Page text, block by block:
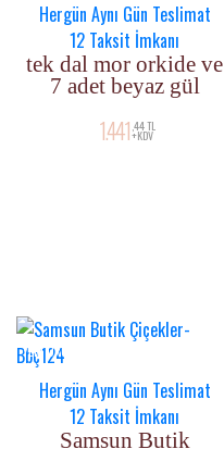
Hergün Aynı Gün Teslimat
12 Taksit İmkanı
tek dal mor orkide ve
7 adet beyaz gül
1.441 ,44 TL
+KDV
YENI ÜRÜN
Hergün Aynı Gün Teslimat
12 Taksit İmkanı
Samsun Butik